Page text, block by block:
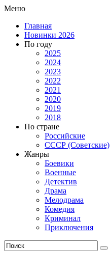
Меню
Главная
Новинки 2026
По году
2025
2024
2023
2022
2021
2020
2019
2018
По стране
Российские
СССР (Советские)
Жанры
Боевики
Военные
Детектив
Драма
Мелодрама
Комедия
Криминал
Приключения